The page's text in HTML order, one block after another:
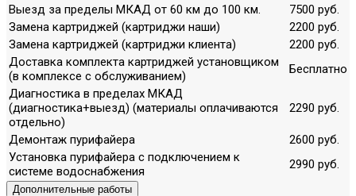
Выезд за пределы МКАД от 60 км до 100 км.
7500 руб.
Замена картриджей (картриджи наши)
2200 руб.
Замена картриджей (картриджи клиента)
2200 руб.
Доставка комплекта картриджей установщиком
(в комплексе с обслуживанием)
Бесплатно
Диагностика в пределах МКАД
(диагностика+выезд) (материалы оплачиваются
отдельно)
2290 руб.
Демонтаж пурифайера
2600 руб.
Установка пурифайера с подключением к
системе водоснабжения
2990 руб.
Дополнительные работы